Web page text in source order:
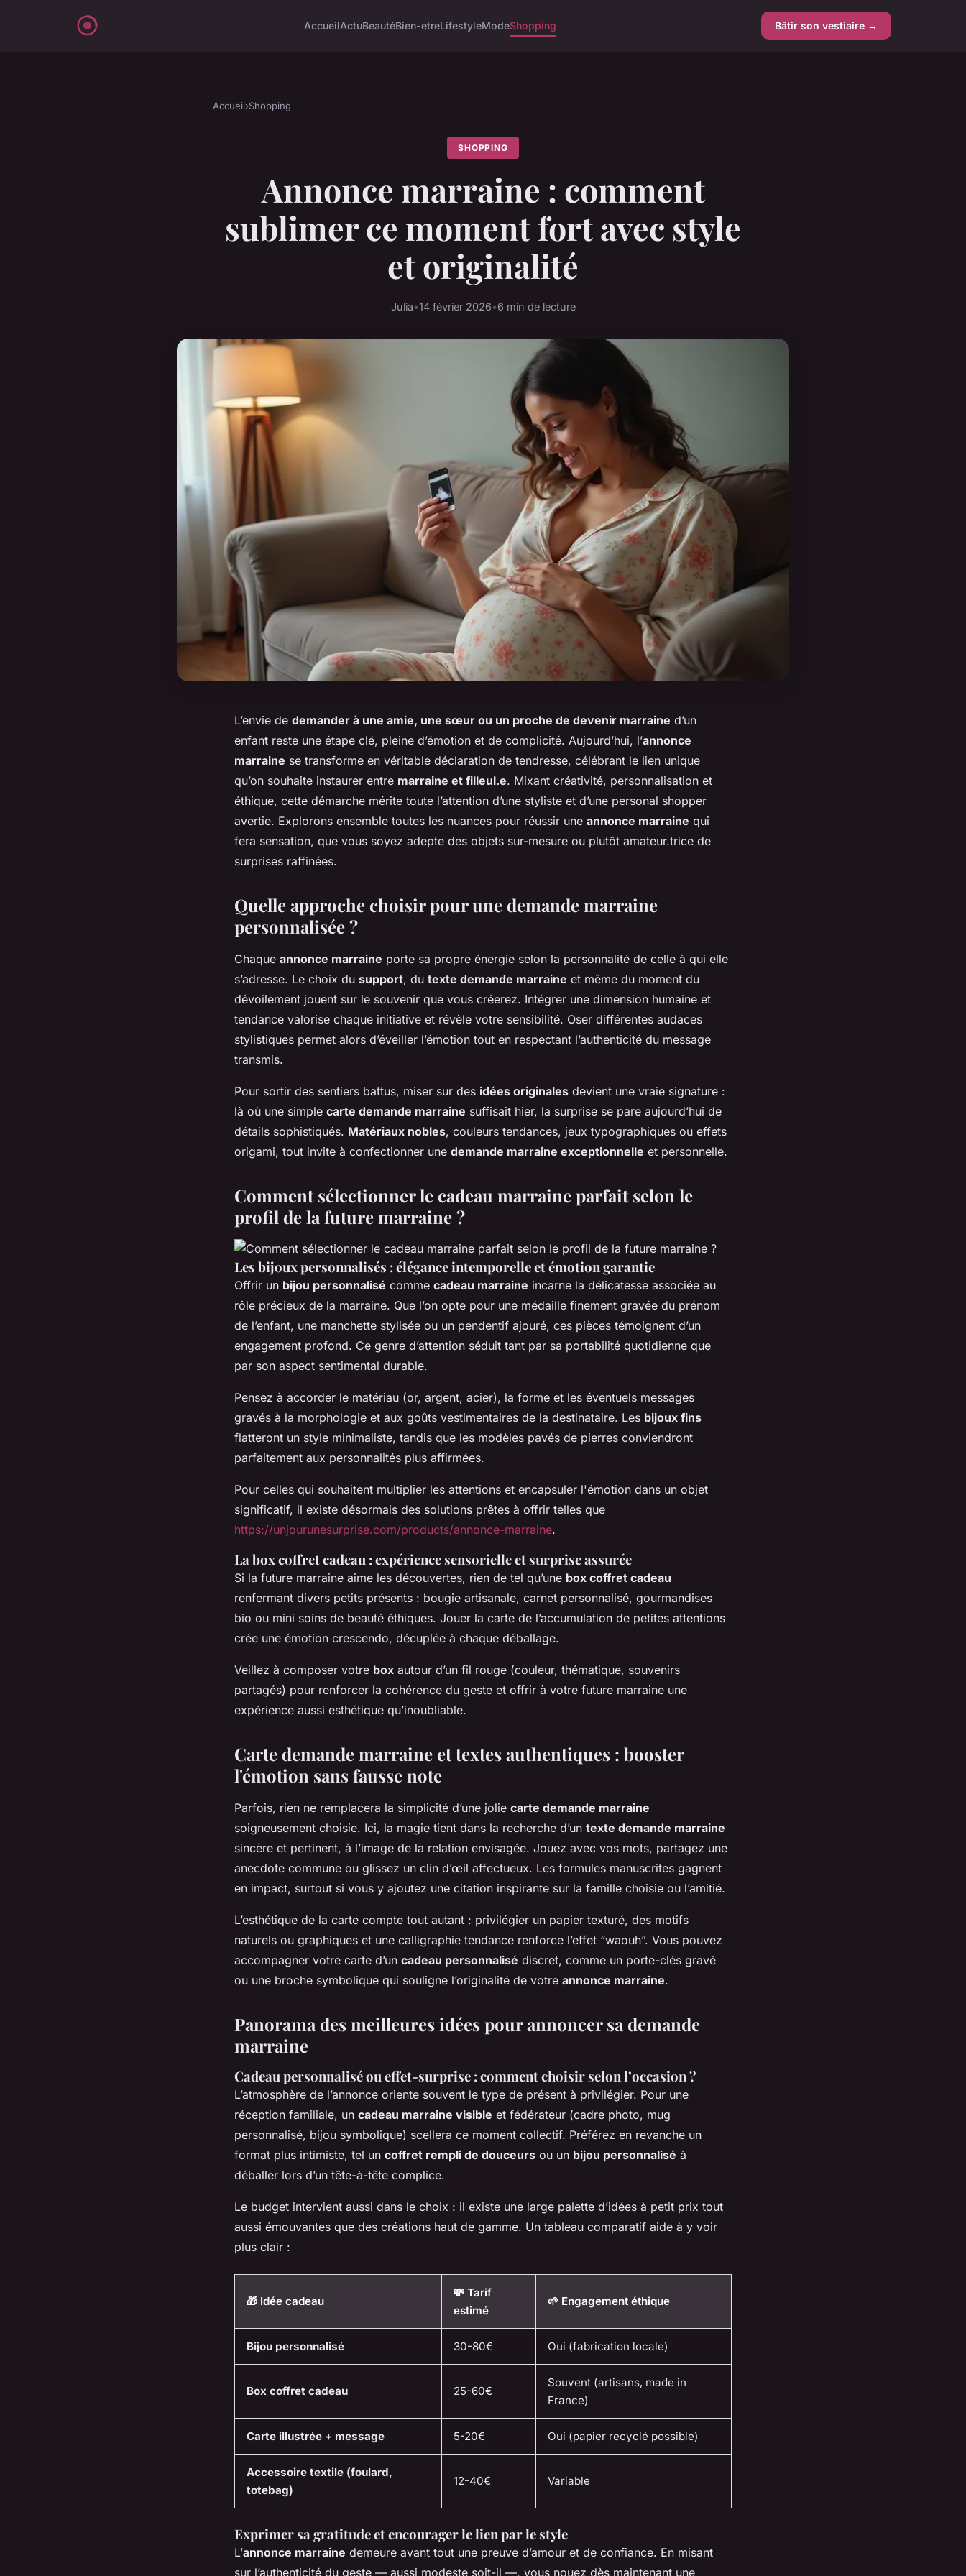
AccueilActuBeautéBien-etreLifestyleModeShopping Bâtir son vestiaire →
Accueil›Shopping
SHOPPING
Annonce marraine : comment
sublimer ce moment fort avec style
et originalité
Julia•14 février 2026•6 min de lecture
L’envie de demander à une amie, une sœur ou un proche de devenir marraine d’un
enfant reste une étape clé, pleine d’émotion et de complicité. Aujourd’hui, l’annonce
marraine se transforme en véritable déclaration de tendresse, célébrant le lien unique
qu’on souhaite instaurer entre marraine et filleul.e. Mixant créativité, personnalisation et
éthique, cette démarche mérite toute l’attention d’une styliste et d’une personal shopper
avertie. Explorons ensemble toutes les nuances pour réussir une annonce marraine qui
fera sensation, que vous soyez adepte des objets sur-mesure ou plutôt amateur.trice de
surprises raffinées.
Quelle approche choisir pour une demande marraine
personnalisée ?
Chaque annonce marraine porte sa propre énergie selon la personnalité de celle à qui elle
s’adresse. Le choix du support, du texte demande marraine et même du moment du
dévoilement jouent sur le souvenir que vous créerez. Intégrer une dimension humaine et
tendance valorise chaque initiative et révèle votre sensibilité. Oser différentes audaces
stylistiques permet alors d’éveiller l’émotion tout en respectant l’authenticité du message
transmis.
Pour sortir des sentiers battus, miser sur des idées originales devient une vraie signature :
là où une simple carte demande marraine suffisait hier, la surprise se pare aujourd’hui de
détails sophistiqués. Matériaux nobles, couleurs tendances, jeux typographiques ou effets
origami, tout invite à confectionner une demande marraine exceptionnelle et personnelle.
Comment sélectionner le cadeau marraine parfait selon le
profil de la future marraine ?
Les bijoux personnalisés : élégance intemporelle et émotion garantie
Offrir un bijou personnalisé comme cadeau marraine incarne la délicatesse associée au
rôle précieux de la marraine. Que l’on opte pour une médaille finement gravée du prénom
de l’enfant, une manchette stylisée ou un pendentif ajouré, ces pièces témoignent d’un
engagement profond. Ce genre d’attention séduit tant par sa portabilité quotidienne que
par son aspect sentimental durable.
Pensez à accorder le matériau (or, argent, acier), la forme et les éventuels messages
gravés à la morphologie et aux goûts vestimentaires de la destinataire. Les bijoux fins
flatteront un style minimaliste, tandis que les modèles pavés de pierres conviendront
parfaitement aux personnalités plus affirmées.
Pour celles qui souhaitent multiplier les attentions et encapsuler l'émotion dans un objet
significatif, il existe désormais des solutions prêtes à offrir telles que
https://unjourunesurprise.com/products/annonce-marraine.
La box coffret cadeau : expérience sensorielle et surprise assurée
Si la future marraine aime les découvertes, rien de tel qu’une box coffret cadeau
renfermant divers petits présents : bougie artisanale, carnet personnalisé, gourmandises
bio ou mini soins de beauté éthiques. Jouer la carte de l’accumulation de petites attentions
crée une émotion crescendo, décuplée à chaque déballage.
Veillez à composer votre box autour d’un fil rouge (couleur, thématique, souvenirs
partagés) pour renforcer la cohérence du geste et offrir à votre future marraine une
expérience aussi esthétique qu’inoubliable.
Carte demande marraine et textes authentiques : booster
l'émotion sans fausse note
Parfois, rien ne remplacera la simplicité d’une jolie carte demande marraine
soigneusement choisie. Ici, la magie tient dans la recherche d’un texte demande marraine
sincère et pertinent, à l’image de la relation envisagée. Jouez avec vos mots, partagez une
anecdote commune ou glissez un clin d’œil affectueux. Les formules manuscrites gagnent
en impact, surtout si vous y ajoutez une citation inspirante sur la famille choisie ou l’amitié.
L’esthétique de la carte compte tout autant : privilégier un papier texturé, des motifs
naturels ou graphiques et une calligraphie tendance renforce l’effet “waouh”. Vous pouvez
accompagner votre carte d’un cadeau personnalisé discret, comme un porte-clés gravé
ou une broche symbolique qui souligne l’originalité de votre annonce marraine.
Panorama des meilleures idées pour annoncer sa demande
marraine
Cadeau personnalisé ou effet-surprise : comment choisir selon l’occasion ?
L’atmosphère de l’annonce oriente souvent le type de présent à privilégier. Pour une
réception familiale, un cadeau marraine visible et fédérateur (cadre photo, mug
personnalisé, bijou symbolique) scellera ce moment collectif. Préférez en revanche un
format plus intimiste, tel un coffret rempli de douceurs ou un bijou personnalisé à
déballer lors d’un tête-à-tête complice.
Le budget intervient aussi dans le choix : il existe une large palette d’idées à petit prix tout
aussi émouvantes que des créations haut de gamme. Un tableau comparatif aide à y voir
plus clair :
🎁 Idée cadeau
💸 Tarif
estimé
🌱 Engagement éthique
Bijou personnalisé 30-80€ Oui (fabrication locale)
Box coffret cadeau 25-60€
Souvent (artisans, made in
France)
Carte illustrée + message 5-20€ Oui (papier recyclé possible)
Accessoire textile (foulard,
totebag)
12-40€ Variable
Exprimer sa gratitude et encourager le lien par le style
L’annonce marraine demeure avant tout une preuve d’amour et de confiance. En misant
sur l’authenticité du geste — aussi modeste soit-il —, vous nouez dès maintenant une